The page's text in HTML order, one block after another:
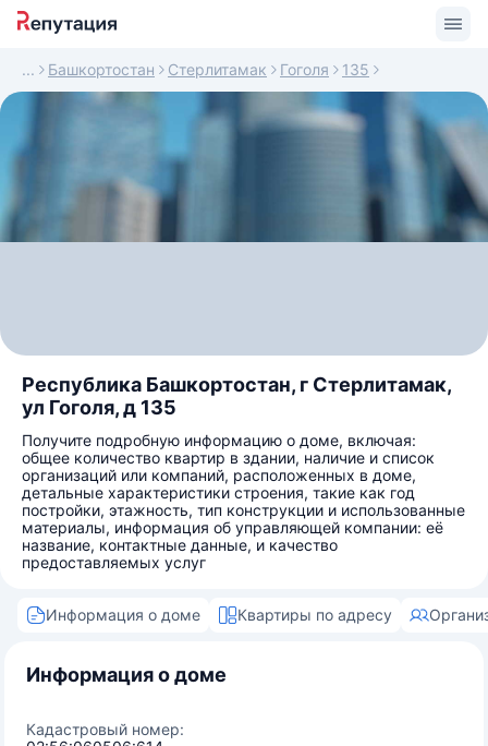
Башкортостан Стерлитамак Гоголя 135
Республика Башкортостан, г Стерлитамак,
ул Гоголя, д 135
Получите подробную информацию о доме, включая:
общее количество квартир в здании, наличие и список
организаций или компаний, расположенных в доме,
детальные характеристики строения, такие как год
постройки, этажность, тип конструкции и использованные
материалы, информация об управляющей компании: её
название, контактные данные, и качество
предоставляемых услуг
Информация о доме Квартиры по адресу
Информация о доме
Кадастровый номер: